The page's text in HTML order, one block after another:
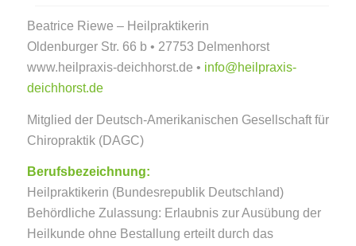
Beatrice Riewe – Heilpraktikerin
Oldenburger Str. 66 b • 27753 Delmenhorst
www.heilpraxis-deichhorst.de • info@heilpraxis-
deichhorst.de
Mitglied der Deutsch-Amerikanischen Gesellschaft für
Chiropraktik (DAGC)
Berufsbezeichnung:
Heilpraktikerin (Bundesrepublik Deutschland)
Behördliche Zulassung: Erlaubnis zur Ausübung der
Heilkunde ohne Bestallung erteilt durch das